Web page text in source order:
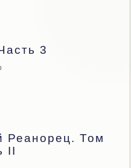
3
Реанорец. Том
II